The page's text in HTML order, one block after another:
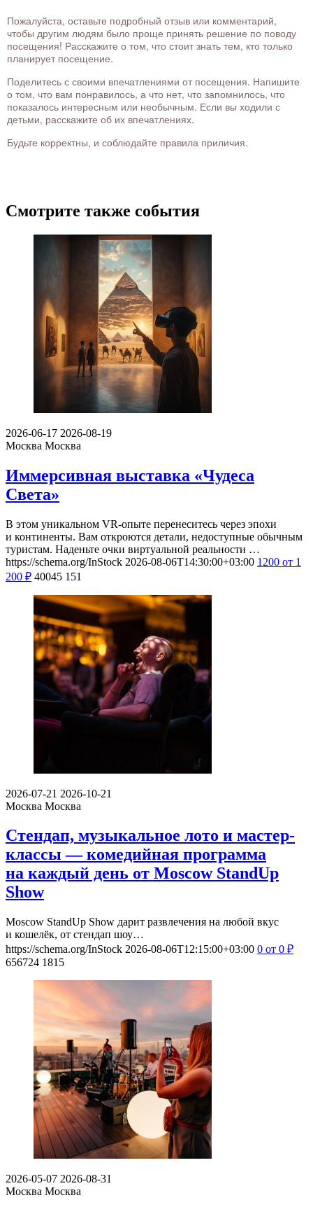
Пожалуйста, оставьте подробный отзыв или комментарий,
чтобы другим людям было проще принять решение по поводу
посещения! Расскажите о том, что стоит знать тем, кто только
планирует посещение.
Поделитесь с своими впечатлениями от посещения. Напишите
о том, что вам понравилось, а что нет, что запомнилось, что
показалось интересным или необычным. Если вы ходили с
детьми, расскажите об их впечатлениях.
Будьте корректны, и соблюдайте правила приличия.
Смотрите также события
2026-06-17 2026-08-19
Москва Москва
Иммерсивная выставка «Чудеса
Света»
В этом уникальном VR-опыте перенеситесь через эпохи
и континенты. Вам откроются детали, недоступные обычным
туристам. Наденьте очки виртуальной реальности …
https://schema.org/InStock 2026-08-06T14:30:00+03:00 1200 от 1
200 ₽ 40045 151
2026-07-21 2026-10-21
Москва Москва
Стендап, музыкальное лото и мастер-
классы — комедийная программа
на каждый день от Moscow StandUp
Show
Moscow StandUp Show дарит развлечения на любой вкус
и кошелёк, от стендап шоу…
https://schema.org/InStock 2026-08-06T12:15:00+03:00 0 от 0 ₽
656724 1815
2026-05-07 2026-08-31
Москва Москва